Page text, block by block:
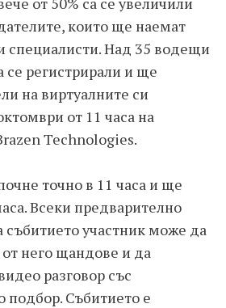
които ще наемат
специалисти. Над 35 водещи
се регистрирали и ще
на виртуалните си
от 11 часа на
Technologies.
точно в 11 часа и ще
Всеки предварително
събитието участник може да
него щандове и да
разговор със
подбор. Събитието е